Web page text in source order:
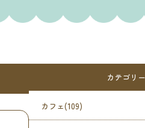
カテゴリー
カフェ(109)